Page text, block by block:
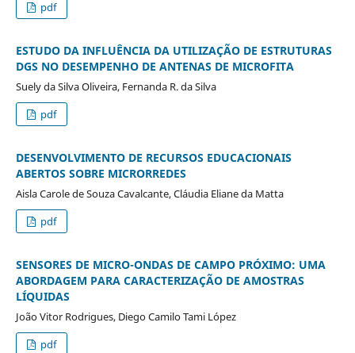
pdf
ESTUDO DA INFLUÊNCIA DA UTILIZAÇÃO DE ESTRUTURAS
DGS NO DESEMPENHO DE ANTENAS DE MICROFITA
Suely da Silva Oliveira, Fernanda R. da Silva
pdf
DESENVOLVIMENTO DE RECURSOS EDUCACIONAIS
ABERTOS SOBRE MICRORREDES
Aisla Carole de Souza Cavalcante, Cláudia Eliane da Matta
pdf
SENSORES DE MICRO-ONDAS DE CAMPO PRÓXIMO: UMA
ABORDAGEM PARA CARACTERIZAÇÃO DE AMOSTRAS
LÍQUIDAS
João Vitor Rodrigues, Diego Camilo Tami López
pdf